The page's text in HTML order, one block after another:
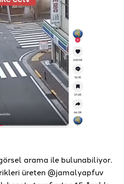
arama ile bulunabiliyor.
üreten @jamalyapfuv